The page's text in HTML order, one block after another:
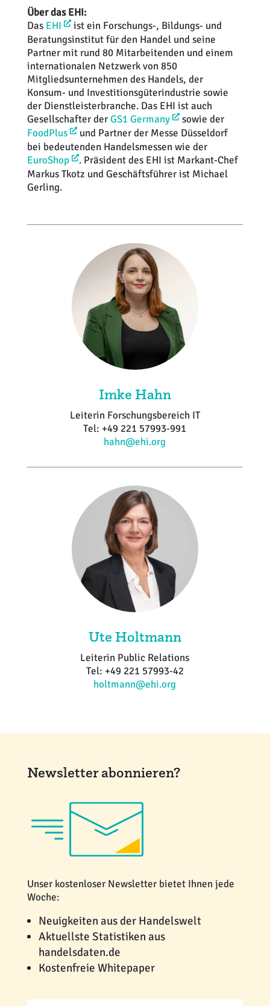
Über das EHI:
Das EHI
ist ein Forschungs-, Bildungs- und
Beratungsinstitut für den Handel und seine
Partner mit rund 80 Mitarbeitenden und einem
internationalen Netzwerk von 850
Mitgliedsunternehmen des Handels, der
Konsum- und Investitionsgüterindustrie sowie
der Dienstleisterbranche. Das EHI ist auch
Gesellschafter derGS1 Germany
sowie der
FoodPlus
und Partner der Messe Düsseldorf
bei bedeutenden Handelsmessen wie der
EuroShop
. Präsident des EHI ist Markant-Chef
Markus Tkotz und Geschäftsführer ist Michael
Gerling.
Imke Hahn
Leiterin Forschungsbereich IT
Tel: +49 221 57993-991
hahn@ehi.org
Ute Holtmann
Leiterin Public Relations
Tel: +49 221 57993-42
holtmann@ehi.org
Newsletter abonnieren?
Unser kostenloser Newsletter bietet Ihnen jede
Woche:
Neuigkeiten aus der Handelswelt
Aktuellste Statistiken aus
handelsdaten.de
Kostenfreie Whitepaper